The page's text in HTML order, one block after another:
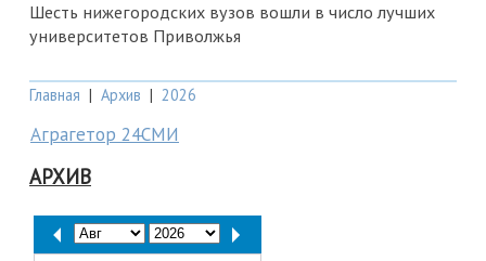
Шесть нижегородских вузов вошли в число лучших
университетов Приволжья
Главная | Архив | 2026
Аграгетор 24СМИ
АРХИВ